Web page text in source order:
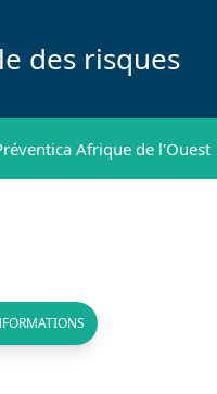
des risques
Afrique de l'Ouest